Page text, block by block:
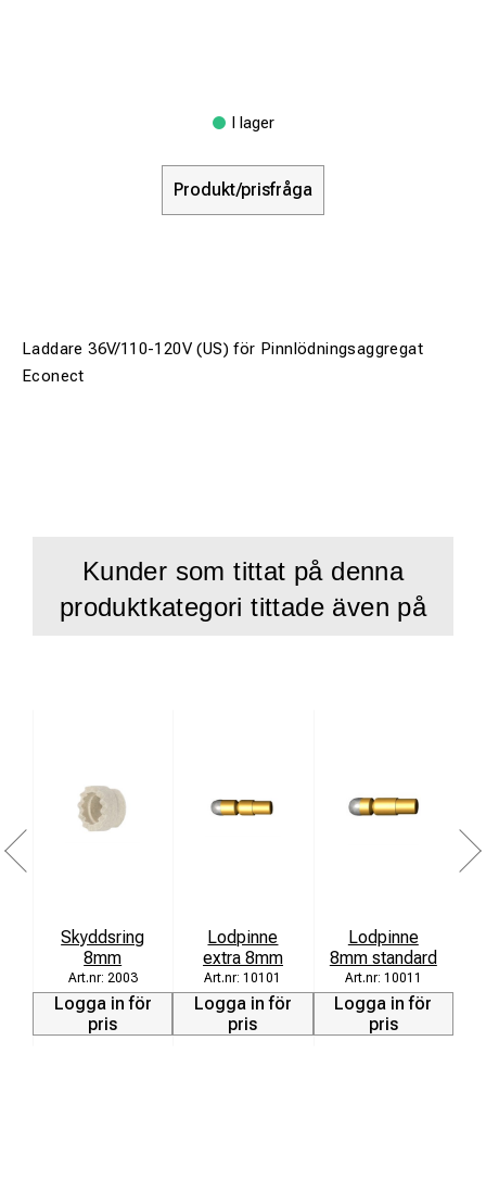
I lager
Produkt/prisfråga
Laddare 36V/110-120V (US) för Pinnlödningsaggregat
Econect
Kunder som tittat på denna
produktkategori tittade även på
Skyddsring
8mm
2003
Logga in för
pris
Lodpinne
extra 8mm
10101
Logga in för
pris
Lodpinne
8mm standard
10011
Logga in för
pris